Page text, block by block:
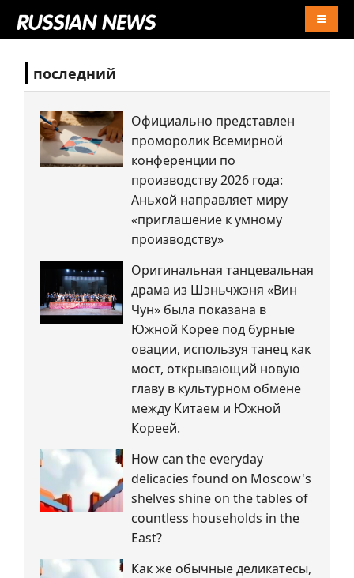
последний
Официально представлен
проморолик Всемирной
конференции по
производству 2026 года:
Аньхой направляет миру
«приглашение к умному
производству»
Оригинальная танцевальная
драма из Шэньчжэня «Вин
Чун» была показана в
Южной Корее под бурные
овации, используя танец как
мост, открывающий новую
главу в культурном обмене
между Китаем и Южной
Кореей.
How can the everyday
delicacies found on Moscow's
shelves shine on the tables of
countless households in the
East?
Как же обычные деликатесы,